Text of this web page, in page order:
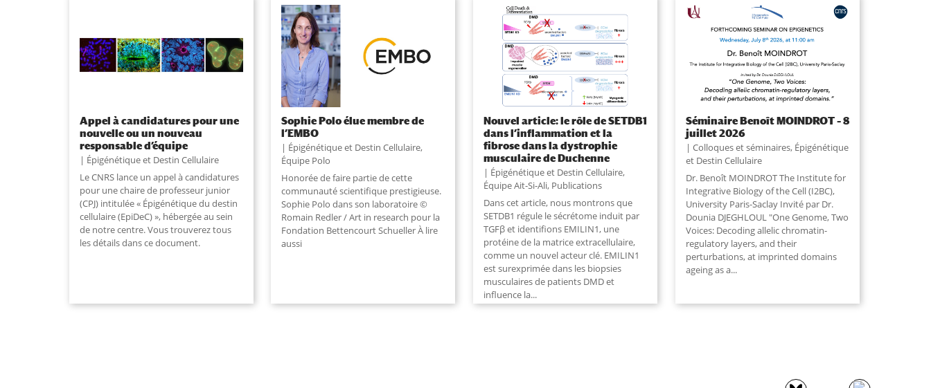
Appel à candidatures pour une
nouvelle ou un nouveau
responsable d’équipe
Épigénétique et Destin Cellulaire
Le CNRS lance un appel à candidatures
pour une chaire de professeur junior
(CPJ) intitulée « Épigénétique du destin
cellulaire (EpiDeC) », hébergée au sein
de notre centre. Vous trouverez tous
les détails dans ce document.
Sophie Polo élue membre de
l’EMBO
Épigénétique et Destin Cellulaire,
Équipe Polo
Honorée de faire partie de cette
communauté scientifique prestigieuse.
Sophie Polo dans son laboratoire ©
Romain Redler / Art in research pour la
Fondation Bettencourt Schueller À lire
aussi
Nouvel article: le rôle de SETDB1
dans l’inflammation et la
fibrose dans la dystrophie
musculaire de Duchenne
Épigénétique et Destin Cellulaire,
Équipe Ait-Si-Ali, Publications
Dans cet article, nous montrons que
SETDB1 régule le sécrétome induit par
TGFβ et identifions EMILIN1, une
protéine de la matrice extracellulaire,
comme un nouvel acteur clé. EMILIN1
est surexprimée dans les biopsies
musculaires de patients DMD et
influence la...
Séminaire Benoît MOINDROT – 8
juillet 2026
Colloques et séminaires, Épigénétique
et Destin Cellulaire
Dr. Benoît MOINDROT The Institute for
Integrative Biology of the Cell (I2BC),
University Paris-Saclay Invité par Dr.
Dounia DJEGHLOUL "One Genome, Two
Voices: Decoding allelic chromatin-
regulatory layers, and their
perturbations, at imprinted domains
ageing as a...